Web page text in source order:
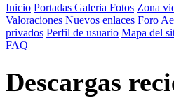
Inicio Portadas Galeria Fotos Zona
Valoraciones Nuevos enlaces Foro
privados Perfil de usuario Mapa del
FAQ
Descargas